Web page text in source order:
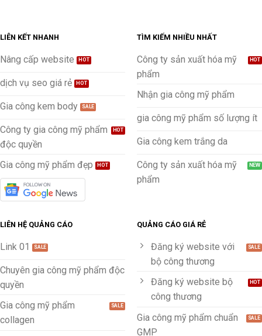
LIÊN KẾT NHANH
Nâng cấp website
dịch vụ seo giá rẻ
Gia công kem body
Công ty gia công mỹ phẩm
độc quyền
Gia công mỹ phẩm đẹp
TÌM KIẾM NHIỀU NHẤT
Công ty sản xuất hóa mỹ
phẩm
Nhận gia công mỹ phẩm
gia công mỹ phẩm số lượng ít
Gia công kem trắng da
Công ty sản xuất hóa mỹ
phẩm
LIÊN HỆ QUẢNG CÁO
Link 01
Chuyên gia công mỹ phẩm độc
quyền
Gia công mỹ phẩm
collagen
QUẢNG CÁO GIÁ RẺ
Đăng ký website với
bộ công thương
Đăng ký website bộ
công thương
Gia công mỹ phẩm chuẩn
GMP